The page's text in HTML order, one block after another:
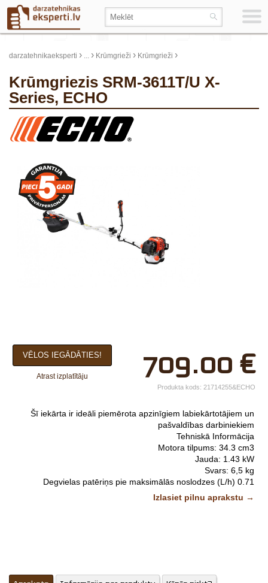
darzatehnikaeksperti › ... › Krūmgrieži › Krūmgrieži ›
Krūmgriezis SRM-3611T/U X-
Series, ECHO
×
Jūsu vārds*
Uzņēmuma
tālr.*
E-pasts*
Izvēlieties tuvāko
veikalu*
709.00 €
VĒLOS IEGĀDĀTIES!
Atrast izplatītāju
Produkta kods: 21714255&ECHO
Šī iekārta ir ideāli piemērota apzinīgiem labiekārtotājiem un
pašvaldības darbiniekiem
Tehniskā Informācija
Motora tilpums: 34.3 cm3
Jauda: 1.43 kW
Svars: 6,5 kg
Degvielas patēriņs pie maksimālās noslodzes (L/h) 0.71
Skaļuma līmenis (dB) 106 db
Degvielas tvertnes tilpums 700 ml
Izlasiet pilnu aprakstu →